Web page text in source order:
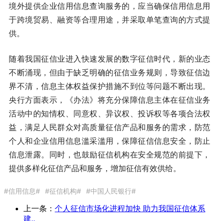
境外提供企业信用信息查询服务的，应当确保信用信息用
于跨境贸易、融资等合理用途，并采取单笔查询的方式提
供。
随着我国征信业进入快速发展的数字征信时代，新的业态
不断涌现，但由于缺乏明确的征信业务规则，导致征信边
界不清，信息主体权益保护措施不到位等问题不断出现。
央行方面表示，《办法》将充分保障信息主体在征信业务
活动中的知情权、同意权、异议权、投诉权等各项合法权
益，满足人民群众对高质量征信产品和服务的需求，防范
个人和企业信用信息滥采滥用，保障征信信息安全，防止
信息泄露。同时，也鼓励征信机构在安全规范的前提下，
提供多样化征信产品和服务，增加征信有效供给。
#信用信息# #征信机构# #中国人民银行#
上一条： 个人征信市场化进程加快 助力我国征信体系
建..